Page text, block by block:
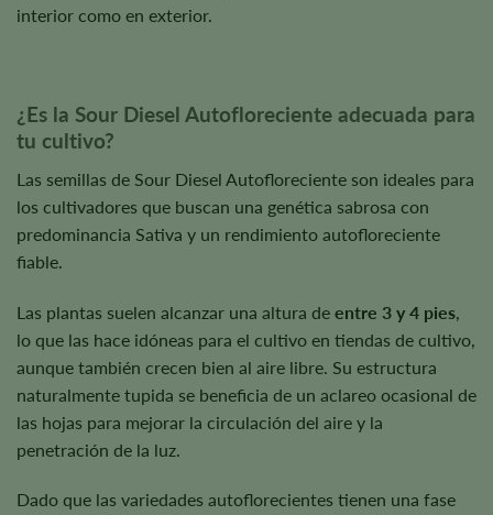
interior como en exterior.
¿Es la Sour Diesel Autofloreciente adecuada para
tu cultivo?
Las semillas de Sour Diesel Autofloreciente son ideales para
los cultivadores que buscan una genética sabrosa con
predominancia Sativa y un rendimiento autofloreciente
fiable.
Las plantas suelen alcanzar una altura de entre 3 y 4 pies
lo que las hace idóneas para el cultivo en tiendas de cultivo,
aunque también crecen bien al aire libre. Su estructura
naturalmente tupida se beneficia de un aclareo ocasional de
las hojas para mejorar la circulación del aire y la
penetración de la luz.
Dado que las variedades autoflorecientes tienen una fase